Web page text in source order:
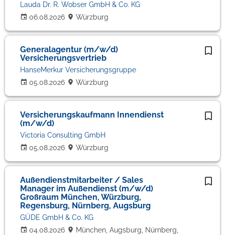
06.08.2026
Lauda Dr. R. Wobser GmbH & Co. KG
Würzburg
Generalagentur (m/w/d)
Versicherungsvertrieb
05.08.2026
HanseMerkur Versicherungsgruppe
Würzburg
Versicherungskaufmann Innendienst
(m/w/d)
05.08.2026
Victoria Consulting GmbH
Würzburg
Außendienstmitarbeiter / Sales
Manager im Außendienst (m/w/d)
Großraum München, Würzburg,
Regensburg, Nürnberg, Augsburg
04.08.2026
GÜDE GmbH & Co. KG
München, Augsburg, Nürnberg,